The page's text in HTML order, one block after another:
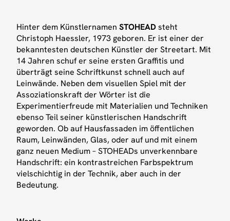
Hinter dem Künstlernamen STOHEADsteht
Christoph Haessler, 1973 geboren. Er ist einer der
bekanntesten deutschen Künstler der Streetart. Mit
14 Jahren schuf er seine ersten Graffitis und
überträgt seine Schriftkunst schnell auch auf
Leinwände. Neben dem visuellen Spiel mit der
Assoziationskraft der Wörter ist die
Experimentierfreude mit Materialien und Techniken
ebenso Teil seiner künstlerischen Handschrift
geworden. Ob auf Hausfassaden im öffentlichen
Raum, Leinwänden, Glas, oder auf und mit einem
ganz neuen Medium – STOHEADs unverkennbare
Handschrift: ein kontrastreichen Farbspektrum
vielschichtig in der Technik, aber auch in der
Bedeutung.
Für die aktuellen Öffnungszeiten check unser
Instagram oder kontaktiere uns für eine private
Tour.
BESUCHE UNS
Standort
HINWEISE